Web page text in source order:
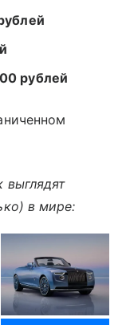
рублей
выглядят
в мире: